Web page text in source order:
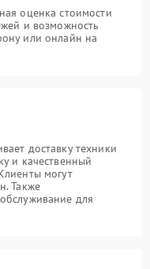
оценка стоимости
и возможность
или онлайн на
доставку техники
и качественный
могут
Также
для